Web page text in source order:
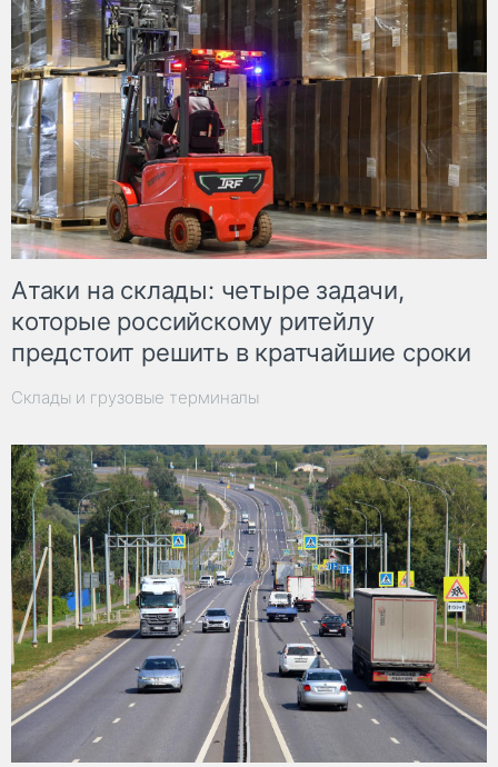
Атаки на склады: четыре задачи,
которые российскому ритейлу
предстоит решить в кратчайшие сроки
Склады и грузовые терминалы